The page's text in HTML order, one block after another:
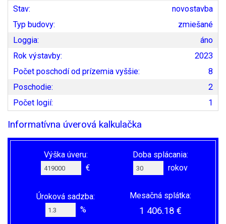
Stav:
novostavba
Typ budovy:
zmiešané
Loggia:
áno
Rok výstavby:
2023
Počet poschodí od prízemia vyššie:
8
Poschodie:
2
Počet logií:
1
Informatívna úverová kalkulačka
Výška úveru:
€
Doba splácania:
rokov
Úroková sadzba:
%
Mesačná splátka:
1 406.18 €